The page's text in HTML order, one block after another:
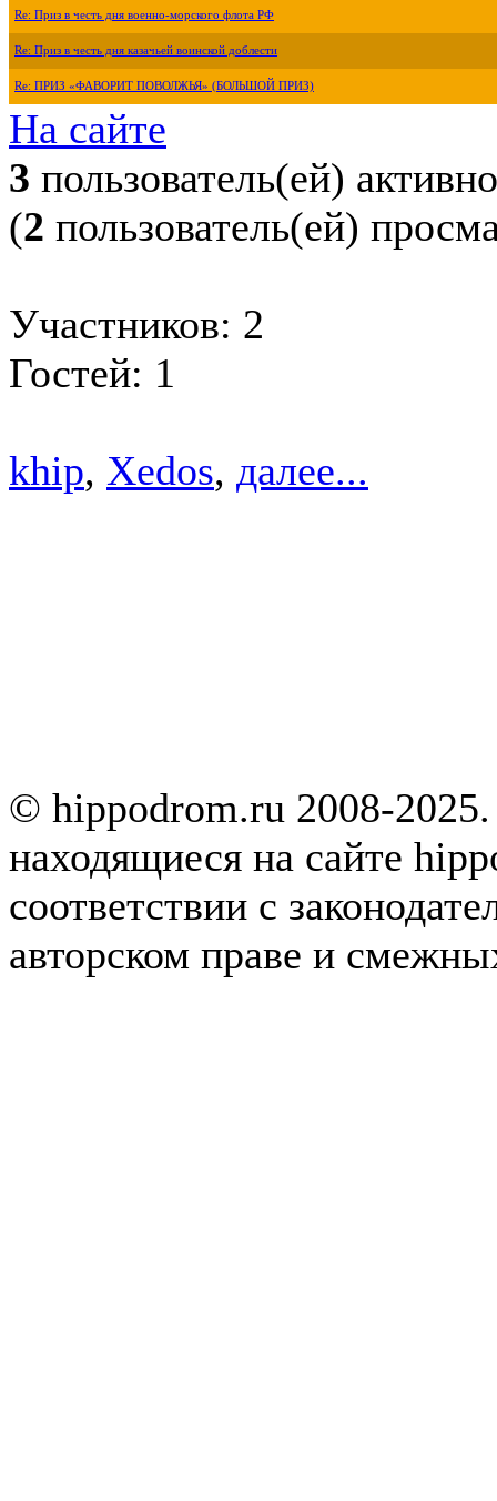
Re: Приз в честь дня военно-морского флота РФ
Re: Приз в честь дня казачьей воинской доблести
Re: ПРИЗ «ФАВОРИТ ПОВОЛЖЬЯ» (БОЛЬШОЙ ПРИЗ)
На сайте
3 пользователь(ей) активно
(2 пользователь(ей)
Участников: 2
Гостей: 1
khip, Xedos, далее...
© hippodrom.ru 2008-
находящиеся на сайте
соответствии с
авторском праве и